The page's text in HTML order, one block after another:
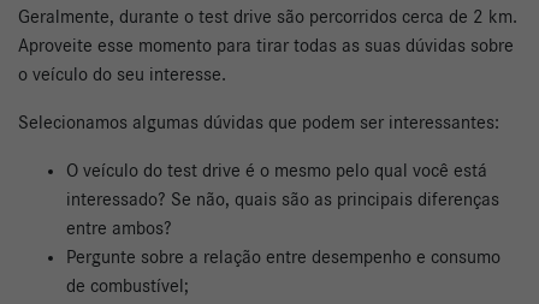
Geralmente, durante o test drive são percorridos cerca de 2 km.
Aproveite esse momento para tirar todas as suas dúvidas sobre
o veículo do seu interesse.
Selecionamos algumas dúvidas que podem ser interessantes:
O veículo do test drive é o mesmo pelo qual você está
interessado? Se não, quais são as principais diferenças
entre ambos?
Pergunte sobre a relação entre desempenho e consumo
de combustível;